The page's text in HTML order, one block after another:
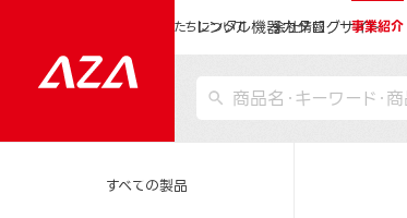
レンタル機器カタログサイト
私たちについて 会社情報 事業紹介
すべての製品